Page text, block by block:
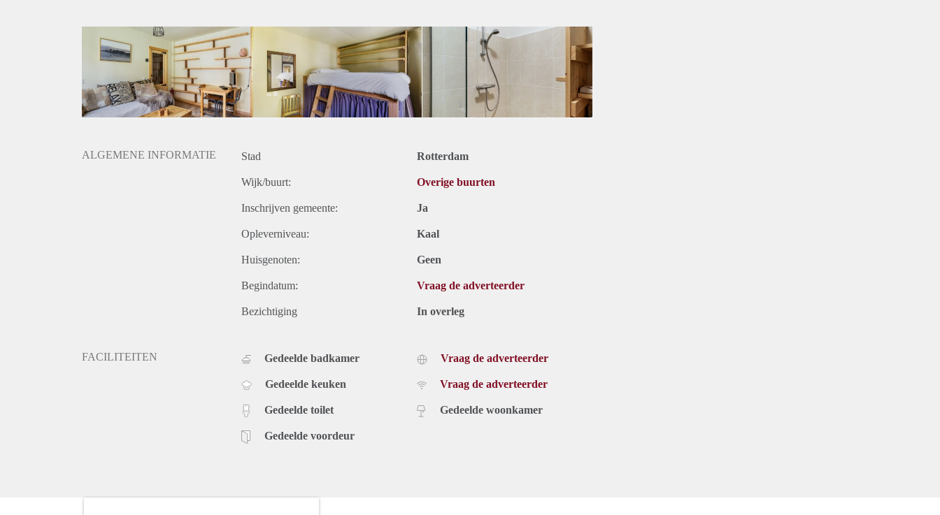
Gedeelde Douche: Ja
Gedeelde woonkamer: Ja
ALGEMENE INFORMATIE Stad Rotterdam
Wijk/buurt: Overige buurten
Inschrijven gemeente: Ja
Opleverniveau: Kaal
Huisgenoten: Geen
Begindatum: Vraag de adverteerder
Bezichtiging In overleg
FACILITEITEN Gedeelde badkamer
Gedeelde keuken
Gedeelde toilet
Gedeelde voordeur
Vraag de adverteerder
Vraag de adverteerder
Gedeelde woonkamer